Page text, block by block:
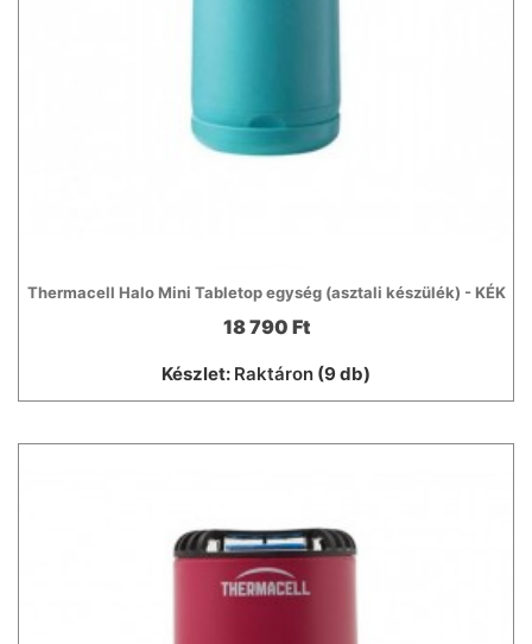
Thermacell Halo Mini Tabletop egység (asztali készülék) - KÉK
18 790 Ft
Készlet: Raktáron (9 db)